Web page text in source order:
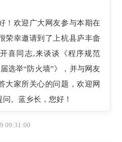
欢迎广大网友参与本期在
荣幸邀请到了上杭县庐丰畲
喜同志,来谈谈《程序规范
选举“防火墙”》，并与网友
大家所关心的问题，欢迎网
。蓝乡长，您好！
09:31:00